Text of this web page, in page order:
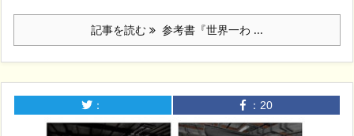
記事を読む 参考書『世界一わ ...
： ： 20